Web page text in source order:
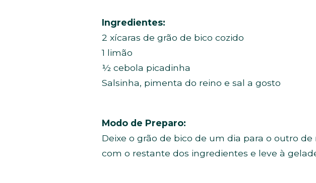
Ingredientes:
2 xícaras de grão de bico cozido
1 limão
½ cebola picadinha
Salsinha, pimenta do reino e sal a gosto
Modo de Preparo:
Deixe o grão de bico de um dia para o outro
com o restante dos ingredientes e leve à